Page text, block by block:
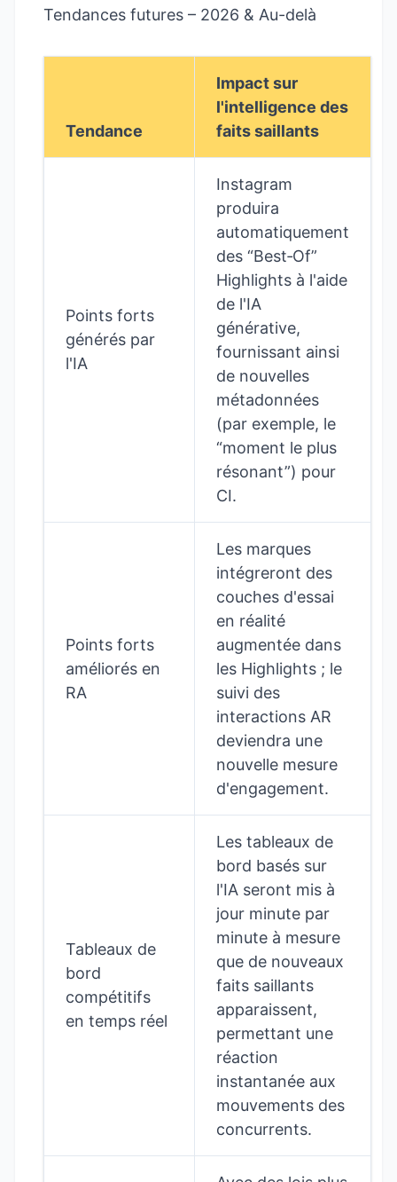
Tendances futures – 2026 & Au-delà
Tendance
Impact sur
l'intelligence des
faits saillants
Points forts
générés par
l'IA
Instagram
produira
automatiquement
des “Best‑Of”
Highlights à l'aide
de l'IA
générative,
fournissant ainsi
de nouvelles
métadonnées
(par exemple, le
“moment le plus
résonant”) pour
CI.
Points forts
améliorés en
RA
Les marques
intégreront des
couches d'essai
en réalité
augmentée dans
les Highlights ; le
suivi des
interactions AR
deviendra une
nouvelle mesure
d'engagement.
Tableaux de
bord
compétitifs
en temps réel
Les tableaux de
bord basés sur
l'IA seront mis à
jour minute par
minute à mesure
que de nouveaux
faits saillants
apparaissent,
permettant une
réaction
instantanée aux
mouvements des
concurrents.